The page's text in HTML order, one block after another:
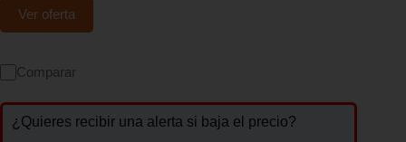
Ver oferta
Comparar
¿Quieres recibir una alerta si baja el precio?